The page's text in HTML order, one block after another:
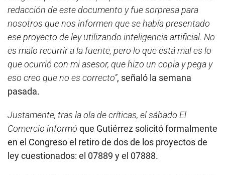
redacción de este documento y fue sorpresa para
nosotros que nos informen que se había presentado
ese proyecto de ley utilizando inteligencia artificial. No
es malo recurrir a la fuente, pero lo que está mal es lo
que ocurrió con mi asesor, que hizo un copia y pega y
eso creo que no es correcto”, señaló la semana
pasada.
Justamente, tras la ola de críticas, el sábado El
Comercio informó que Gutiérrez solicitó formalmente
en el Congreso el retiro de dos de los proyectos de
ley cuestionados: el 07889 y el 07888.